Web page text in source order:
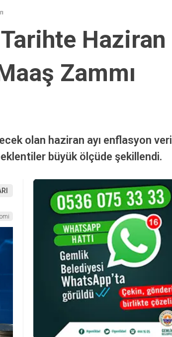
Haziran
Zammı
olan haziran ayı enflasyon
büyük ölçüde şekillendi.